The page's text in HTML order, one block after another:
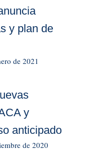
y plan de
de 2021
y
anticipado
de 2020